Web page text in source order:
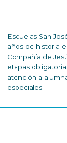
Escuelas San
años de historia
Compañía de
etapas
atención a
especiales.